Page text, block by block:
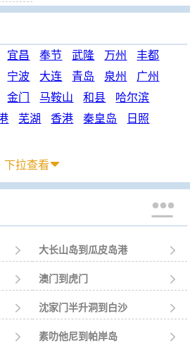
宜昌 奉节 武隆 万州
丰都
宁波 大连 青岛 泉州
广州
金门 马鞍山 和县
哈尔滨
芜湖 香港 秦皇岛
日照
下拉查看

 大长山岛到瓜皮岛港 
 澳门到虎门 
 沈家门半升洞到白沙 
 素叻他尼到帕岸岛 